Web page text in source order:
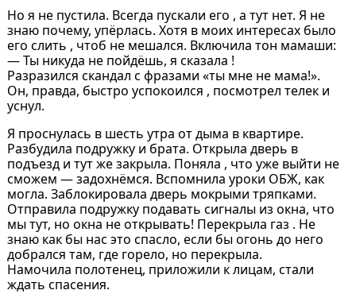
Но я не пустила. Всегда пускали его , а тут нет. Я не
знаю почему, упёрлась. Хотя в моих интересах было
его слить , чтоб не мешался. Включила тон мамаши:
— Ты никуда не пойдёшь, я сказала !
Разразился скандал с фразами «ты мне не мама!».
Он, правда, быстро успокоился , посмотрел телек и
уснул.
Я проснулась в шесть утра от дыма в квартире.
Разбудила подружку и брата. Открыла дверь в
подъезд и тут же закрыла. Поняла , что уже выйти не
сможем — задохнёмся. Вспомнила уроки ОБЖ, как
могла. Заблокировала дверь мокрыми тряпками.
Отправила подружку подавать сигналы из окна, что
мы тут, но окна не открывать! Перекрыла газ . Не
знаю как бы нас это спасло, если бы огонь до него
добрался там, где горело, но перекрыла.
Намочила полотенец, приложили к лицам, стали
ждать спасения.